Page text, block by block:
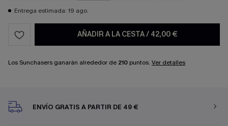
Entrega estimada: 19 ago.
AÑADIR A LA CESTA/ 42,00 €
Los Sunchasers ganarán alrededor de 210 puntos. Ver detalles
ENVÍO GRATIS A PARTIR DE 49 €